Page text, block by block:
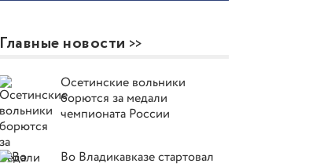
Главные новости
Осетинские вольники
борются за медали
чемпионата России
Во Владикавказе стартовал